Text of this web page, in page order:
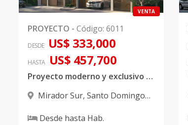
VENTA
PROYECTO - Código: 6011
DESDE US$ 333,000
HASTA US$ 457,700
Proyecto moderno y exclusivo situado en el sector Mirador Sur
Mirador Sur, Santo Domingo
Desde hasta Hab.